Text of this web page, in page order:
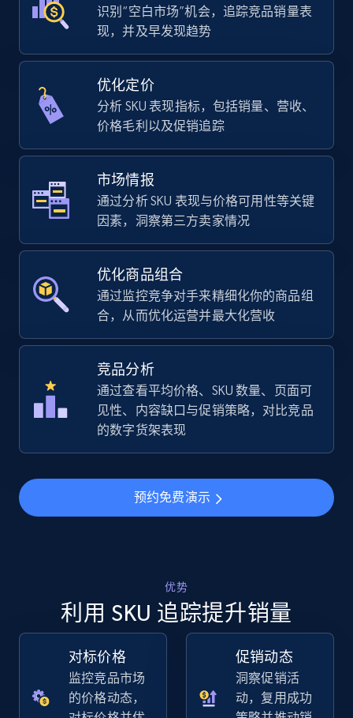
识别“空白市场”机会，追踪竞品销量表
现，并及早发现趋势
优化定价
分析 SKU 表现指标，包括销量、营收、
价格毛利以及促销追踪
市场情报
通过分析 SKU 表现与价格可用性等关键
因素，洞察第三方卖家情况
优化商品组合
通过监控竞争对手来精细化你的商品组
合，从而优化运营并最大化营收
竞品分析
通过查看平均价格、SKU 数量、页面可
见性、内容缺口与促销策略，对比竞品
的数字货架表现
预约免费演示
优势
利用 SKU 追踪提升销量
对标价格
监控竞品市场
的价格动态，
促销动态
洞察促销活
动，复用成功